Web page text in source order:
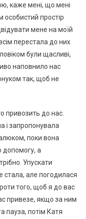
каже мені, що мені
особистий простір
мене на моїй
перестала до них
були щасливі,
наповнило нас
так, щоб не
привозить до нас.
і запропонувала
поки вона
допомогу, а
Упускати
стала, але погодилася
того, щоб я до вас
привезе, якщо за ним
пауза, потім Катя